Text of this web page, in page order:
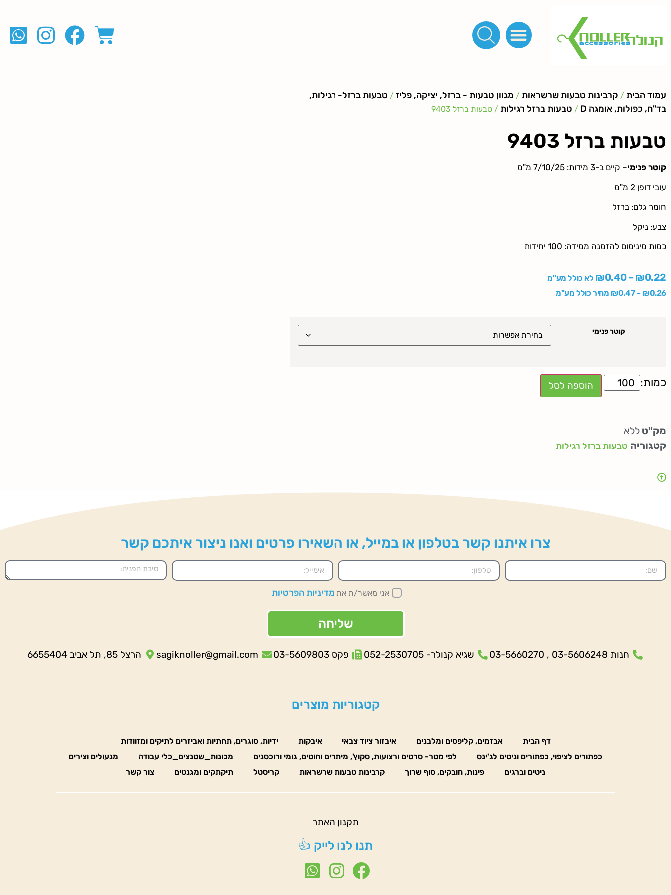
עמוד הבית / קרבינות טבעות שרשראות / מגוון טבעות - ברזל, יציקה, פליז / טבעות ברזל- רגילות,
בד"ח, כפולות, אומגה D
/ טבעות ברזל רגילות / טבעות ברזל 9403
טבעות ברזל 9403
קוטר פנימי– קיים ב-3 מידות: 7/10/25 מ"מ
עובי דופן 2 מ"מ
חומר גלם: ברזל
צבע: ניקל
כמות מינימום להזמנה ממידה: 100 יחידות
₪0.22
–
₪0.40
לא כולל מע"מ
₪0.26
–
₪0.47 מחיר כולל מע"מ
קוטר פנימי
הוספה לסל
מק"ט ללא
קטגוריה טבעות ברזל רגילות
צרו איתנו קשר בטלפון או במייל, או השאירו פרטים ואנו ניצור איתכם קשר
אני מאשר/ת את מדיניות הפרטיות
שליחה
חנות 03-5606248 , 03-5660270 שגיא קנולר- 052-2530705 פקס 03-5609803 sagiknoller@gmail.com הרצל 85, תל אביב 6655404
קטגוריות מוצרים
דף הבית אבזמים, קליפסים ומלבנים איבזור ציוד צבאי איבקות
ידיות, סוגרים, תחתיות ואביזרים לתיקים ומזוודות
כפתורים לציפוי, כפתורים וניטים לג'ינס
לפי מטר- סרטים ורצועות, סקוץ', מיתרים וחוטים, גומי ורוכסנים מכונות_שטנצים_כלי עבודה
מנעולים וצירים
ניטים וברגים
פינות, חובקים, סוף שרוך קרבינות טבעות שרשראות קריסטל תיקתקים ומגנטים צור קשר
תקנון האתר
תנו לנו לייק 👍